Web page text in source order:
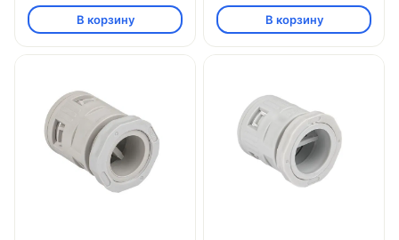
В корзину В корзину